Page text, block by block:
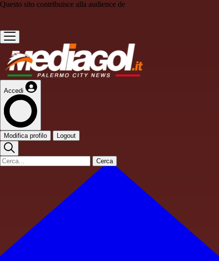
Questo sito contribuisce alla audience de
Accedi
Modifica profilo Logout
Cerca